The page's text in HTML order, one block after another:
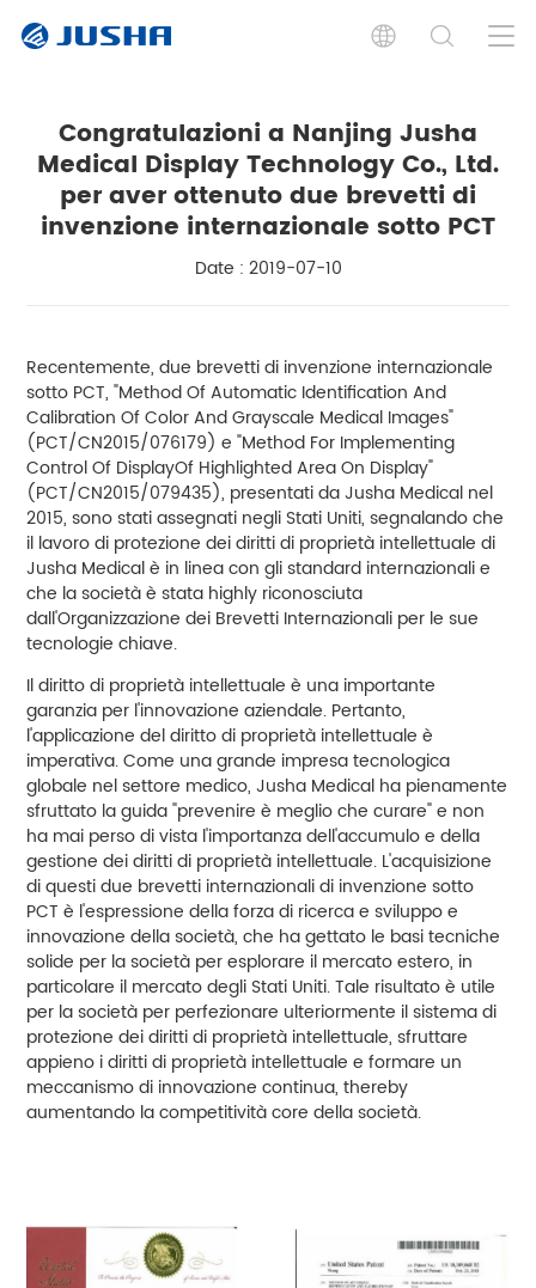
Congratulazioni a Nanjing Jusha
Medical Display Technology Co., Ltd.
per aver ottenuto due brevetti di
invenzione internazionale sotto PCT
Date : 2019-07-10
Recentemente, due brevetti di invenzione internazionale
sotto PCT, "Method Of Automatic Identification And
Calibration Of Color And Grayscale Medical Images"
(PCT/CN2015/076179) e "Method For Implementing
Control Of DisplayOf Highlighted Area On Display"
(PCT/CN2015/079435), presentati da Jusha Medical nel
2015, sono stati assegnati negli Stati Uniti, segnalando che
il lavoro di protezione dei diritti di proprietà intellettuale di
Jusha Medical è in linea con gli standard internazionali e
che la società è stata highly riconosciuta
dall'Organizzazione dei Brevetti Internazionali per le sue
tecnologie chiave.
Il diritto di proprietà intellettuale è una importante
garanzia per l'innovazione aziendale. Pertanto,
l'applicazione del diritto di proprietà intellettuale è
imperativa. Come una grande impresa tecnologica
globale nel settore medico, Jusha Medical ha pienamente
sfruttato la guida "prevenire è meglio che curare" e non
ha mai perso di vista l'importanza dell'accumulo e della
gestione dei diritti di proprietà intellettuale. L'acquisizione
di questi due brevetti internazionali di invenzione sotto
PCT è l'espressione della forza di ricerca e sviluppo e
innovazione della società, che ha gettato le basi tecniche
solide per la società per esplorare il mercato estero, in
particolare il mercato degli Stati Uniti. Tale risultato è utile
per la società per perfezionare ulteriormente il sistema di
protezione dei diritti di proprietà intellettuale, sfruttare
appieno i diritti di proprietà intellettuale e formare un
meccanismo di innovazione continua, thereby
aumentando la competitività core della società.